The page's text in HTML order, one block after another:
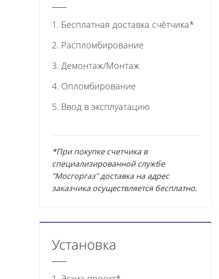
1. Бесплатная доставка счётчика*
2. Распломбирование
3. Демонтаж/Монтаж
4. Опломбирование
5. Ввод в эксплуатацию
*При покупке счетчика в
специализированной службе
"Мосгоргаз" доставка на адрес
заказчика осуществляется бесплатно.
Установка